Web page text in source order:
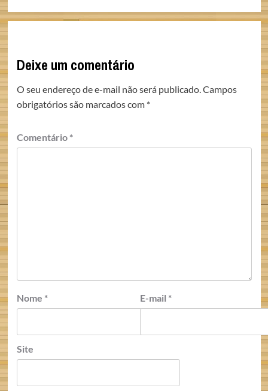
Deixe um comentário
O seu endereço de e-mail não será publicado. Campos
obrigatórios são marcados com *
Comentário *
Nome * E-mail *
Site